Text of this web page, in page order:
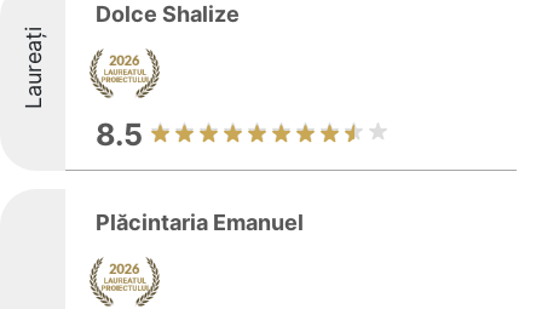
Laureați
Dolce Shalize
8.5
Plăcintaria Emanuel